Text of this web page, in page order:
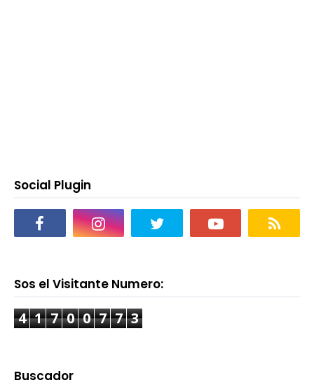
Social Plugin
Sos el Visitante Numero:
4 1 7 0 0 7 7 3
Buscador